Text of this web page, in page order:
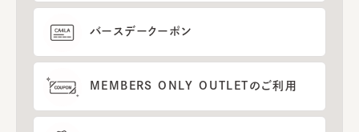
バースデークーポン
MEMBERS ONLY OUTLETのご利用